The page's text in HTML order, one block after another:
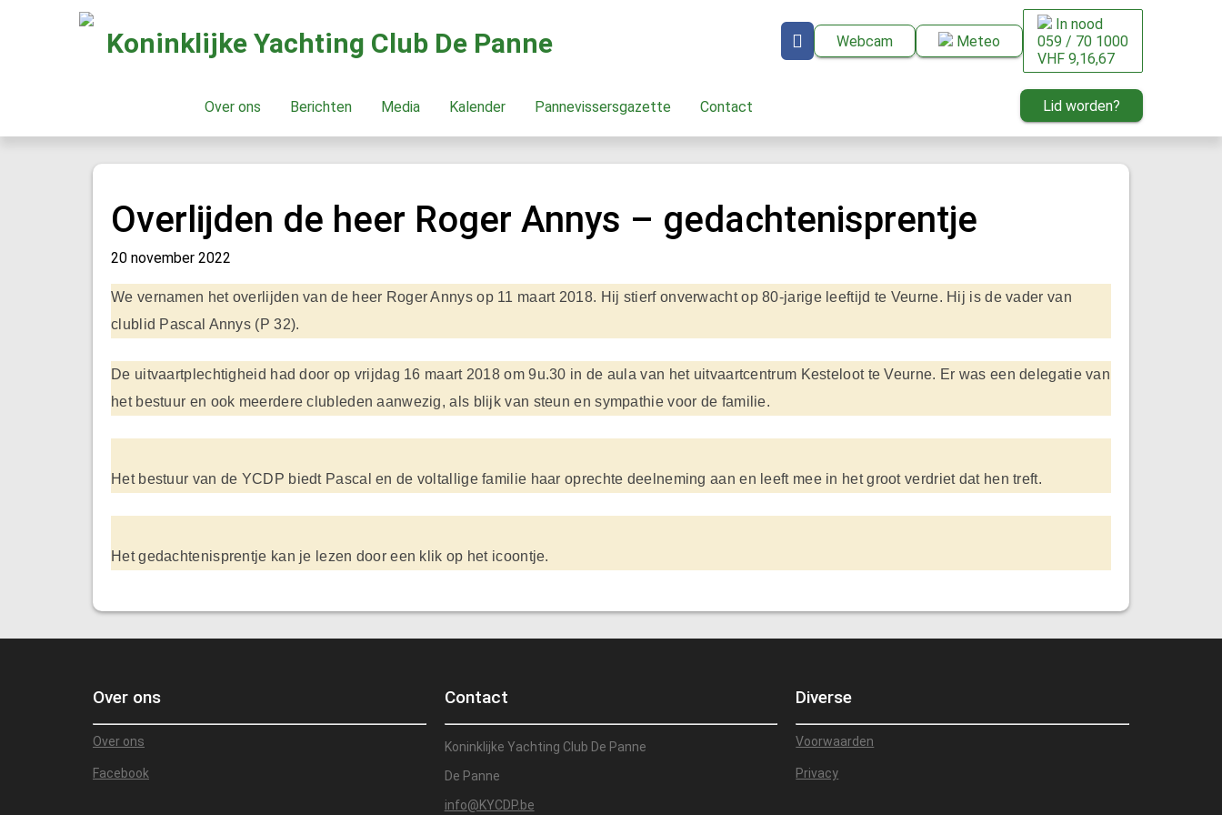
Koninklijke Yachting Club De Panne Webcam Meteo
In nood
059 / 70 1000
VHF 9,16,67
Over ons Berichten Media Kalender Pannevissersgazette Contact Lid worden?
Overlijden de heer Roger Annys – gedachtenisprentje
20 november 2022
We vernamen het overlijden van de heer Roger Annys op 11 maart 2018. Hij stierf onverwacht op 80-jarige leeftijd te Veurne. Hij is de vader van
clublid Pascal Annys (P 32).
De uitvaartplechtigheid had door op vrijdag 16 maart 2018 om 9u.30 in de aula van het uitvaartcentrum Kesteloot te Veurne. Er was een delegatie van
het bestuur en ook meerdere clubleden aanwezig, als blijk van steun en sympathie voor de familie.
Het bestuur van de YCDP biedt Pascal en de voltallige familie haar oprechte deelneming aan en leeft mee in het groot verdriet dat hen treft.
Het gedachtenisprentje kan je lezen door een klik op het icoontje.
Over ons
Over ons
Facebook
Contact
Koninklijke Yachting Club De Panne
De Panne
info@KYCDP.be
Diverse
Voorwaarden
Privacy